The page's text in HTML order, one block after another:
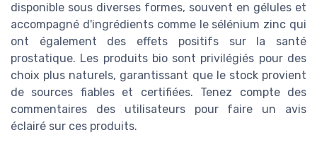
disponible sous diverses formes, souvent en gélules et
accompagné d'ingrédients comme le sélénium zinc qui
ont également des effets positifs sur la santé
prostatique. Les produits bio sont privilégiés pour des
choix plus naturels, garantissant que le stock provient
de sources fiables et certifiées. Tenez compte des
commentaires des utilisateurs pour faire un avis
éclairé sur ces produits.